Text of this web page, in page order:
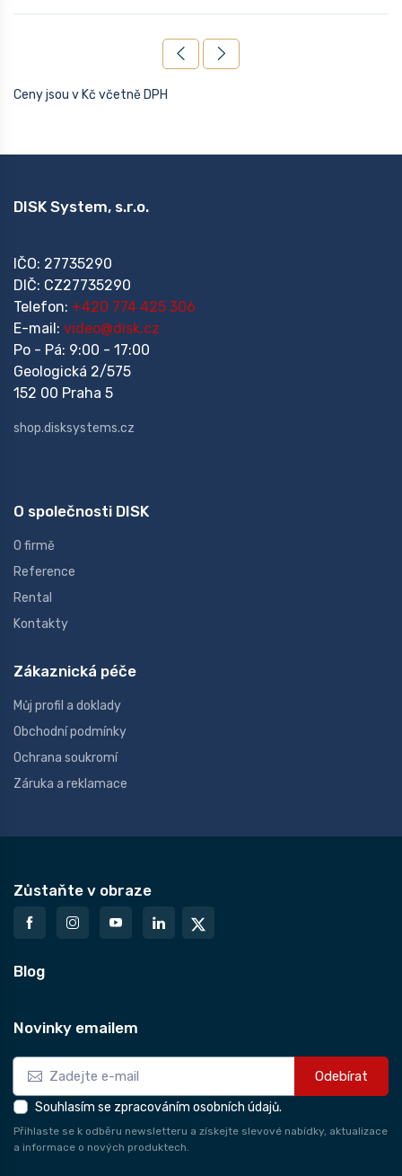
Ceny jsou v Kč včetně DPH
DISK System, s.r.o.
IČO: 27735290
DIČ: CZ27735290
Telefon: +420 774 425 306
E-mail: video@disk.cz
Po - Pá: 9:00 - 17:00
Geologická 2/575
152 00 Praha 5
shop.disksystems.cz
O společnosti DISK
O firmě
Reference
Rental
Kontakty
Zákaznická péče
Můj profil a doklady
Obchodní podmínky
Ochrana soukromí
Záruka a reklamace
Zůstaňte v obraze
Blog
Novinky emailem
Odebírat
Souhlasím se zpracováním osobních údajů.
Přihlaste se k odběru newsletteru a získejte slevové nabídky, aktualizace
a informace o nových produktech.